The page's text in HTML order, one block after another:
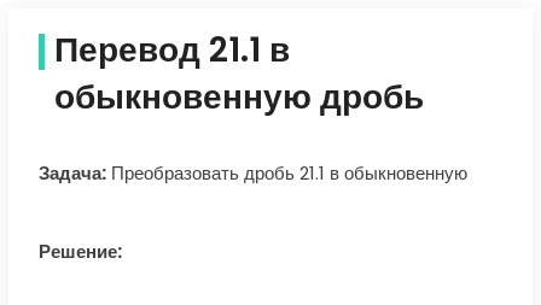
Перевод 21.1 в
обыкновенную дробь
Задача:Преобразовать дробь 21.1 в обыкновенную
Решение: